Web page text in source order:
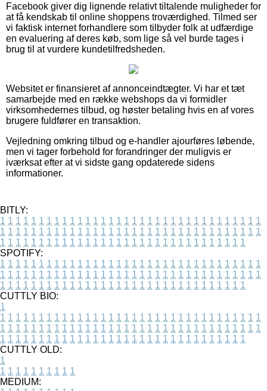
Facebook giver dig lignende relativt tiltalende muligheder for
at få kendskab til online shoppens troværdighed. Tilmed ser
vi faktisk internet forhandlere som tilbyder folk at udfærdige
en evaluering af deres køb, som lige så vel burde tages i
brug til at vurdere kundetilfredsheden.
Websitet er finansieret af annonceindtægter. Vi har et tæt
samarbejde med en række webshops da vi formidler
virksomhedernes tilbud, og høster betaling hvis en af vores
brugere fuldfører en transaktion.
Vejledning omkring tilbud og e-handler ajourføres løbende,
men vi tager forbehold for forandringer der muligvis er
iværksat efter at vi sidste gang opdaterede sidens
informationer.
BITLY:
1 1 1 1 1 1 1 1 1 1 1 1 1 1 1 1 1 1 1 1 1 1 1 1 1 1 1 1 1 1 1 1 1 1
1 1 1 1 1 1 1 1 1 1 1 1 1 1 1 1 1 1 1 1 1 1 1 1 1 1 1 1 1 1 1 1 1 1
1 1 1 1 1 1 1 1 1 1 1 1 1 1 1 1 1 1 1 1 1 1 1 1 1 1 1 1 1 1 1 1
SPOTIFY:
1 1 1 1 1 1 1 1 1 1 1 1 1 1 1 1 1 1 1 1 1 1 1 1 1 1 1 1 1 1 1 1 1 1
1 1 1 1 1 1 1 1 1 1 1 1 1 1 1 1 1 1 1 1 1 1 1 1 1 1 1 1 1 1 1 1 1 1
1 1 1 1 1 1 1 1 1 1 1 1 1 1 1 1 1 1 1 1 1 1 1 1 1 1 1 1 1 1 1 1
CUTTLY BIO:
1
1 1 1 1 1 1 1 1 1 1 1 1 1 1 1 1 1 1 1 1 1 1 1 1 1 1 1 1 1 1 1 1 1 1
1 1 1 1 1 1 1 1 1 1 1 1 1 1 1 1 1 1 1 1 1 1 1 1 1 1 1 1 1 1 1 1 1 1
1 1 1 1 1 1 1 1 1 1 1 1 1 1 1 1 1 1 1 1 1 1 1 1 1 1 1 1 1 1 1 1
CUTTLY OLD:
1
1 1 1 1 1 1 1 1 1 1
MEDIUM: